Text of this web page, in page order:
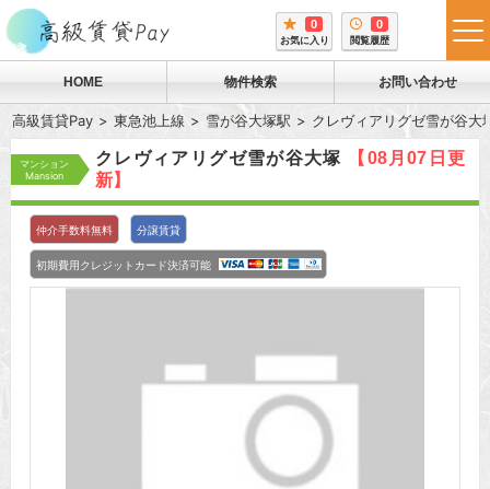
0
お気に入り
0
閲覧履歴
HOME 物件検索 お問い合わせ
高級賃貸Pay 東急池上線 雪が谷大塚駅 クレヴィアリグゼ雪が谷大
マンション
Mansion
クレヴィアリグゼ雪が谷大塚
【08月07日更
新】
仲介手数料無料 分譲賃貸
初期費用クレジットカード決済可能